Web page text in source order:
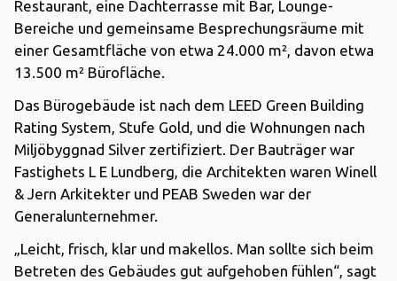
Restaurant, eine Dachterrasse mit Bar, Lounge-
Bereiche und gemeinsame Besprechungsräume mit
einer Gesamtfläche von etwa 24.000 m², davon etwa
13.500 m² Bürofläche.
Das Bürogebäude ist nach dem LEED Green Building
Rating System, Stufe Gold, und die Wohnungen nach
Miljöbyggnad Silver zertifiziert. Der Bauträger war
Fastighets L E Lundberg, die Architekten waren Winell
& Jern Arkitekter und PEAB Sweden war der
Generalunternehmer.
„Leicht, frisch, klar und makellos. Man sollte sich beim
Betreten des Gebäudes gut aufgehoben fühlen“, sagt